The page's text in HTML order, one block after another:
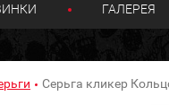
ГАЛЕРЕЯ
Серьга кликер